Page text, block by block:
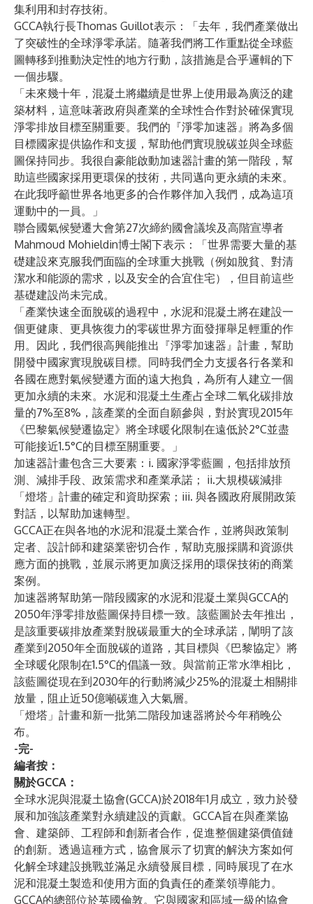
集利用和封存技術。
GCCA執行長Thomas Guillot表示：「去年，我們產業做出
了突破性的全球淨零承諾。隨著我們將工作重點從全球藍
圖轉移到推動決定性的地方行動，該措施是合乎邏輯的下
一個步驟。
「未來幾十年，混凝土將繼續是世界上使用最為廣泛的建
築材料，這意味著政府與產業的全球性合作對於確保實現
淨零排放目標至關重要。我們的『淨零加速器』將為多個
目標國家提供協作和支援，幫助他們實現脫碳並與全球藍
圖保持同步。我很自豪能啟動加速器計畫的第一階段，幫
助這些國家採用更環保的技術，共同邁向更永續的未來。
在此我呼籲世界各地更多的合作夥伴加入我們，成為這項
運動中的一員。」
聯合國氣候變遷大會第27次締約國會議埃及高階宣導者
Mahmoud Mohieldin博士閣下表示：「世界需要大量的基
礎建設來克服我們面臨的全球重大挑戰（例如脫貧、對清
潔水和能源的需求，以及安全的合宜住宅），但目前這些
基礎建設尚未完成。
「產業快速全面脫碳的過程中，水泥和混凝土將在建設一
個更健康、更具恢復力的零碳世界方面發揮舉足輕重的作
用。因此，我們很高興能推出『淨零加速器』計畫，幫助
開發中國家實現脫碳目標。同時我們全力支援各行各業和
各國在應對氣候變遷方面的遠大抱負，為所有人建立一個
更加永續的未來。水泥和混凝土生產占全球二氧化碳排放
量的7%至8%，該產業的全面自願參與，對於實現2015年
《巴黎氣候變遷協定》將全球暖化限制在遠低於2°C並盡
可能接近1.5°C的目標至關重要。」
加速器計畫包含三大要素：i. 國家淨零藍圖，包括排放預
測、減排手段、政策需求和產業承諾； ii.大規模碳減排
「燈塔」計畫的確定和資助探索；iii. 與各國政府展開政策
對話，以幫助加速轉型。
GCCA正在與各地的水泥和混凝土業合作，並將與政策制
定者、設計師和建築業密切合作，幫助克服採購和資源供
應方面的挑戰，並展示將更加廣泛採用的環保技術的商業
案例。
加速器將幫助第一階段國家的水泥和混凝土業與GCCA的
2050年淨零排放藍圖保持目標一致。該藍圖於去年推出，
是該重要碳排放產業對脫碳最重大的全球承諾，闡明了該
產業到2050年全面脫碳的道路，其目標與《巴黎協定》將
全球暖化限制在1.5°C的倡議一致。與當前正常水準相比，
該藍圖從現在到2030年的行動將減少25%的混凝土相關排
放量，阻止近50億噸碳進入大氣層。
「燈塔」計畫和新一批第二階段加速器將於今年稍晚公
布。
-完-
編者按：
關於GCCA：
全球水泥與混凝土協會(GCCA)於2018年1月成立，致力於發
展和加強該產業對永續建設的貢獻。GCCA旨在與產業協
會、建築師、工程師和創新者合作，促進整個建築價值鏈
的創新。透過這種方式，協會展示了切實的解決方案如何
化解全球建設挑戰並滿足永續發展目標，同時展現了在水
泥和混凝土製造和使用方面的負責任的產業領導能力。
GCCA的總部位於英國倫敦。它與國家和區域一級的協會